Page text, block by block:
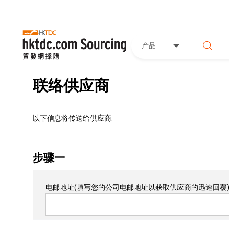
产品
联络供应商
以下信息将传送给供应商:
步骤一
电邮地址(填写您的公司电邮地址以获取供应商的迅速回覆)